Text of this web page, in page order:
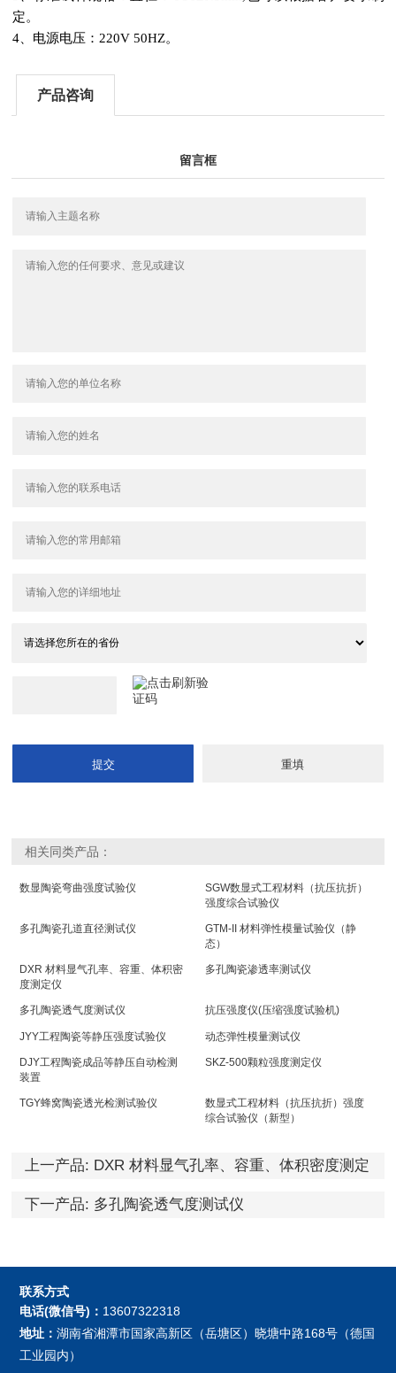
定。
4、电源电压：220V 50HZ。
产品咨询
留言框
相关同类产品：
数显陶瓷弯曲强度试验仪
SGW数显式工程材料（抗压抗折）
强度综合试验仪
多孔陶瓷孔道直径测试仪
GTM-II 材料弹性模量试验仪（静
态）
DXR 材料显气孔率、容重、体积密
度测定仪
多孔陶瓷渗透率测试仪
多孔陶瓷透气度测试仪 抗压强度仪(压缩强度试验机)
JYY工程陶瓷等静压强度试验仪 动态弹性模量测试仪
DJY工程陶瓷成品等静压自动检测
装置
SKZ-500颗粒强度测定仪
TGY蜂窝陶瓷透光检测试验仪
数显式工程材料（抗压抗折）强度
综合试验仪（新型）
上一产品: DXR 材料显气孔率、容重、体积密度测定
下一产品: 多孔陶瓷透气度测试仪
联系方式
电话(微信号)： 13607322318
地址：湖南省湘潭市国家高新区（岳塘区）晓塘中路168号（德国
工业园内）